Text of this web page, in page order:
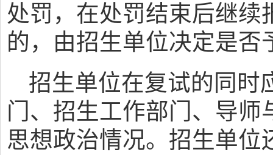
处罚，在处罚结束后继续
的，由招生单位决定是否
招生单位在复试的同时
门、招生工作部门、导
思想政治情况。招生单位